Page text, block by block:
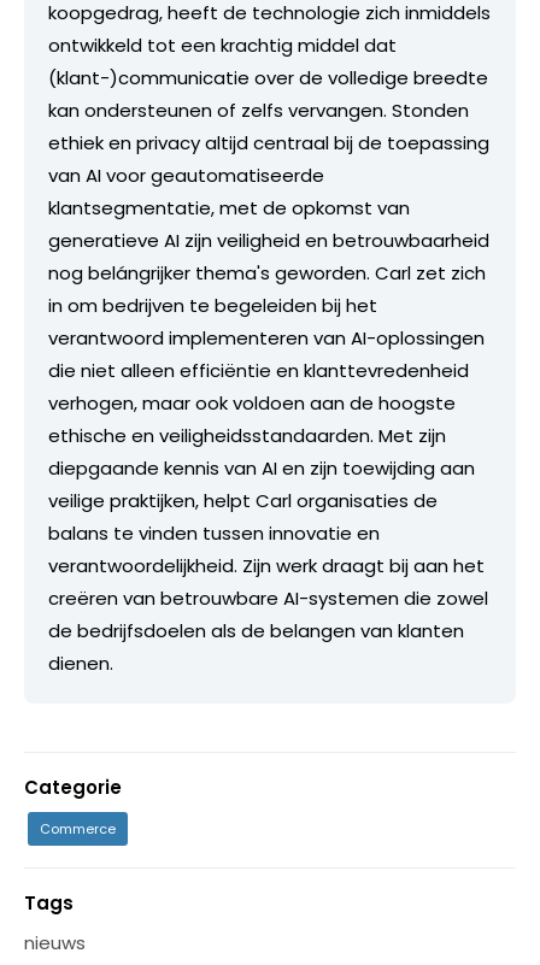
koopgedrag, heeft de technologie zich inmiddels
ontwikkeld tot een krachtig middel dat
(klant-)communicatie over de volledige breedte
kan ondersteunen of zelfs vervangen. Stonden
ethiek en privacy altijd centraal bij de toepassing
van AI voor geautomatiseerde
klantsegmentatie, met de opkomst van
generatieve AI zijn veiligheid en betrouwbaarheid
nog belángrijker thema's geworden. Carl zet zich
in om bedrijven te begeleiden bij het
verantwoord implementeren van AI-oplossingen
die niet alleen efficiëntie en klanttevredenheid
verhogen, maar ook voldoen aan de hoogste
ethische en veiligheidsstandaarden. Met zijn
diepgaande kennis van AI en zijn toewijding aan
veilige praktijken, helpt Carl organisaties de
balans te vinden tussen innovatie en
verantwoordelijkheid. Zijn werk draagt bij aan het
creëren van betrouwbare AI-systemen die zowel
de bedrijfsdoelen als de belangen van klanten
dienen.
Categorie
Commerce
Tags
nieuws